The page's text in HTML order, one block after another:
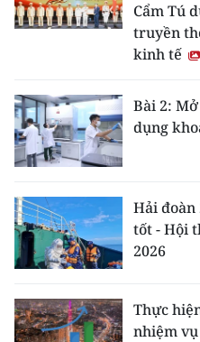
Cẩm Tú
truyền
kinh tế
Bài 2:
dụng
Hải đoàn
tốt - Hội
2026
Thực
nhiệm vụ